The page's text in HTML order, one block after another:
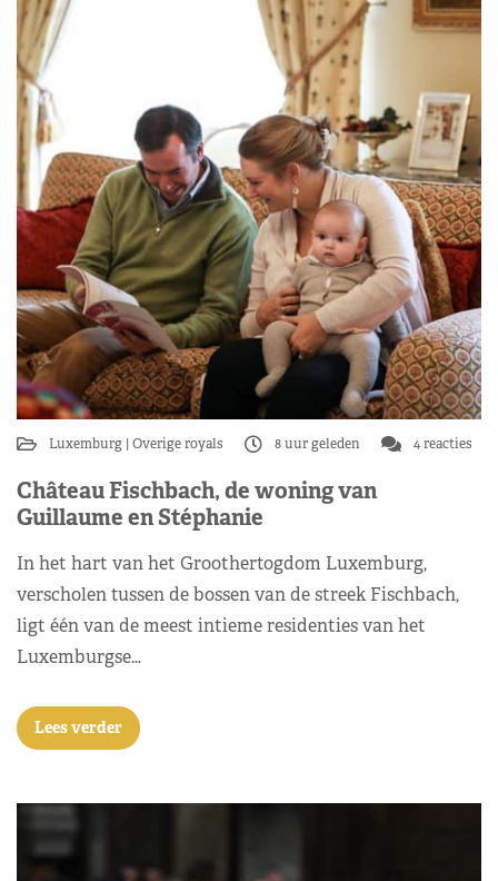
Luxemburg Overige royals 8 uur geleden 4 reacties
Château Fischbach, de woning van
Guillaume en Stéphanie
In het hart van het Groothertogdom Luxemburg,
verscholen tussen de bossen van de streek Fischbach,
ligt één van de meest intieme residenties van het
Luxemburgse…
Lees verder